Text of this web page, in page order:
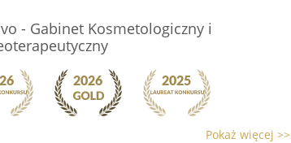
- Gabinet Kosmetologiczny i
Pokaż więcej >>